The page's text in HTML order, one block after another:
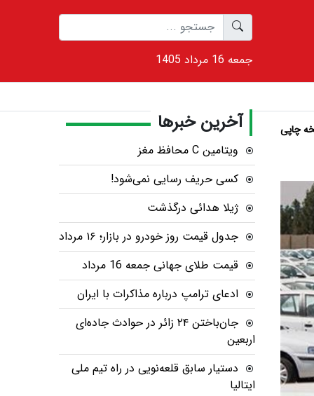
1405 جمعه 16 مرداد
چاپی آخرین خبرها
ویتامین C محافظ مغز
کسی حریف رسایی نمی‌شود!
ژیلا هدائی درگذشت
جدول قیمت روز خودرو در بازار؛ ۱۶ مرداد
قیمت طلای جهانی جمعه 16 مرداد
ادعای ترامپ درباره مذاکرات با ایران
جان‌باختن ۲۴ زائر در حوادث جاده‌ای
اربعین
دستیار سابق قلعه‌نویی در راه تیم ملی
ایتالیا